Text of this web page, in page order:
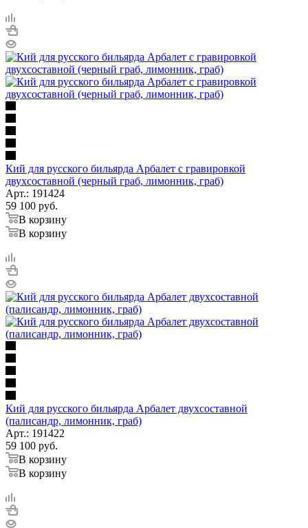
Кий для русского бильярда Арбалет с гравировкой
двухсоставной (черный граб, лимонник, граб)
Арт.: 191424
59 100 руб.
В корзину
В корзину
Кий для русского бильярда Арбалет двухсоставной
(палисандр, лимонник, граб)
Арт.: 191422
59 100 руб.
В корзину
В корзину